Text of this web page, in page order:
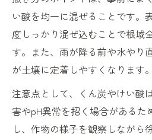
い酸を均一に混ぜることです。
度しっかり混ぜ込むことで根域
す。また、雨が降る前や水やり
が土壌に定着しやすくなります。
注意点として、くん炭やけい酸
害やpH異常を招く場合があるた
し、作物の様子を観察しながら